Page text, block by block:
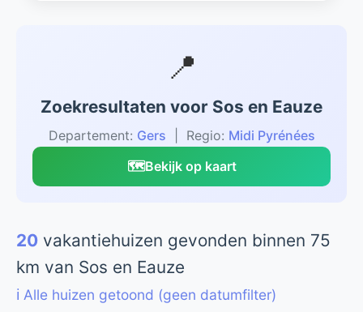
📍
Zoekresultaten voor Sos en Eauze
Departement: Gers | Regio: Midi Pyrénées
🗺️Bekijk op kaart
20 vakantiehuizen gevonden binnen 75
km van Sos en Eauze
ℹ️ Alle huizen getoond (geen datumfilter)